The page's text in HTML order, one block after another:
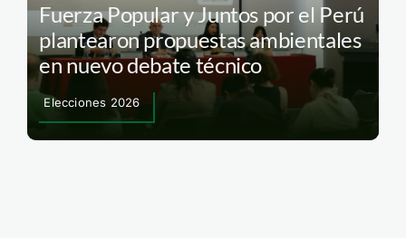
Fuerza Popular y Juntos por el Perú
plantearon propuestas ambientales
en nuevo debate técnico
Elecciones 2026